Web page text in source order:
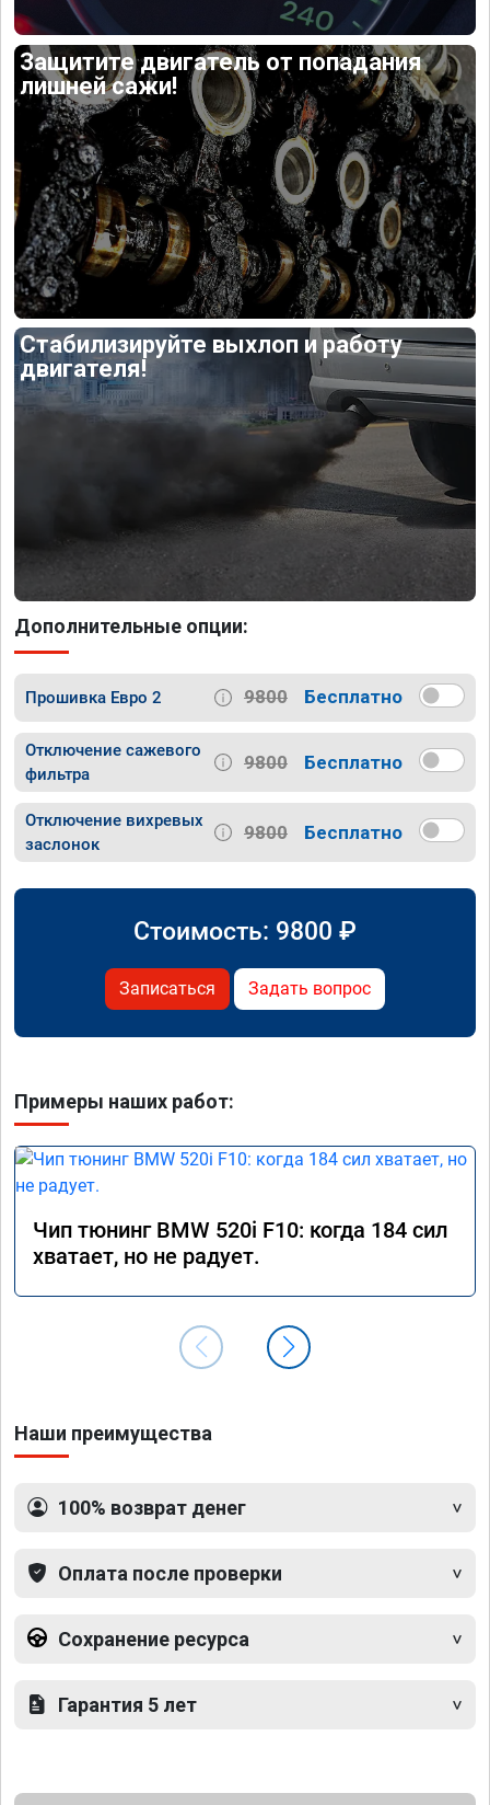
Защитите двигатель от попадания
лишней сажи!
Стабилизируйте выхлоп и работу
двигателя!
Дополнительные опции:
Прошивка Евро 2 9800 Бесплатно
Отключение сажевого
фильтра
9800 Бесплатно
Отключение вихревых
заслонок
9800 Бесплатно
Стоимость: 9800 ₽
Записаться Задать вопрос
Примеры наших работ:
Чип тюнинг BMW 520i F10: когда 184 сил
хватает, но не радует.
Наши преимущества
100% возврат денег
Оплата после проверки
Сохранение ресурса
Гарантия 5 лет